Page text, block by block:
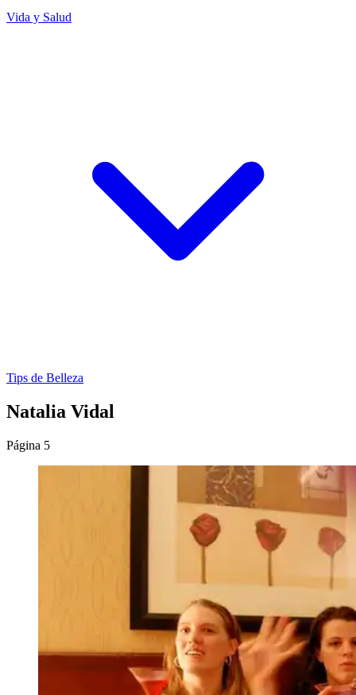
Vida y Salud
Tips de Belleza
Natalia Vidal
Página 5